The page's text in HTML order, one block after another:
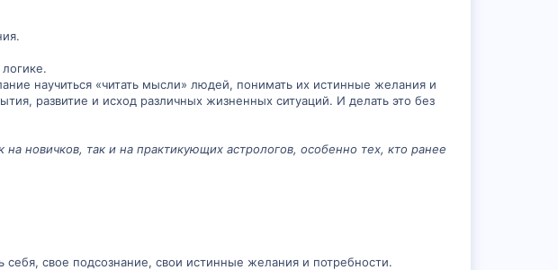
научиться «читать мысли» людей, понимать их истинные желания и
развитие и исход различных жизненных ситуаций. И делать это без
на новичков, так и на практикующих астрологов, особенно тех, кто ранее
свое подсознание, свои истинные желания и потребности.